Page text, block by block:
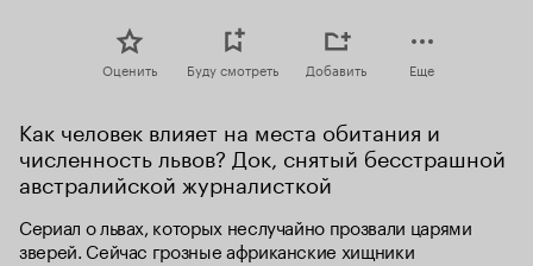
Оценить Буду смотреть Добавить Еще
Как человек влияет на места обитания и
численность львов? Док, снятый бесстрашной
австралийской журналисткой
Сериал о львах, которых неслучайно прозвали царями
зверей. Сейчас грозные африканские хищники